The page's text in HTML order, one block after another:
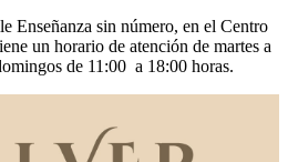
Enseñanza sin número, en el Centro
un horario de atención de martes a
de 11:00 a 18:00 horas.